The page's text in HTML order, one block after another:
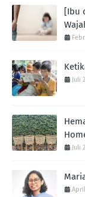
[Ibu
Juli
Juli